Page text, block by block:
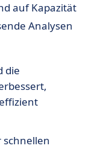
auf Kapazität
Analysen
die
schnellen